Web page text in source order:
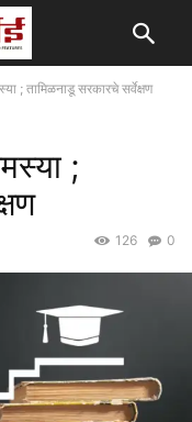
; तामिळनाडू सरकारचे सर्वेक्षण
;
0
126